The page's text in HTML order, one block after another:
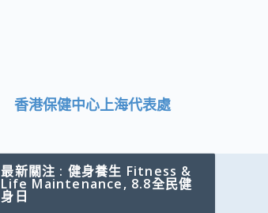
香港保健中心上海代表處
最新關注 : 健身養生 Fitness &
Life Maintenance, 8.8全民健
身日